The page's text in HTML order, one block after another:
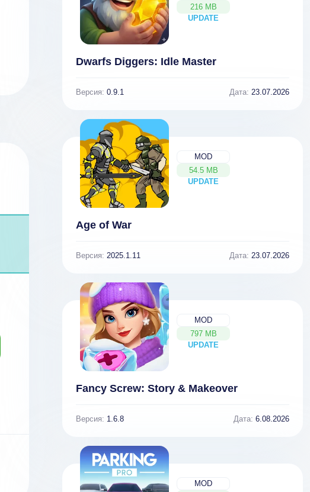
216 MB
UPDATE
NEW
Dwarfs Diggers: Idle Master
Версия: 0.9.1 Дата: 23.07.2026
MOD
54.5 MB
UPDATE
NEW
Age of War
Версия: 2025.1.11 Дата: 23.07.2026
MOD
797 MB
UPDATE
NEW
Fancy Screw: Story & Makeover
Версия: 1.6.8 Дата: 6.08.2026
MOD